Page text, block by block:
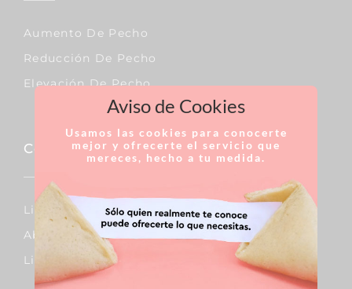
Aumento De Pecho
Reducción De Pecho
Elevación De Pecho
Corporal
Lipo Vaser
Abdominoplastia
Liposucción
Aviso de Cookies
Usamos las cookies para conocerte
mejor y ofrecerte el servicio que
mereces, hecho a tu medida.